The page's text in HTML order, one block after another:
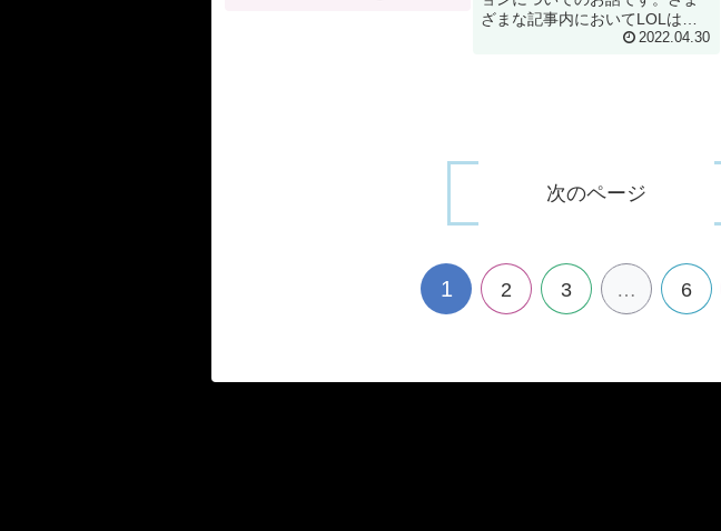
ざまな記事内においてLOLはタ
ーン制のゲームであるというお
2022.04.30
次のページ
1 2 3 … 6